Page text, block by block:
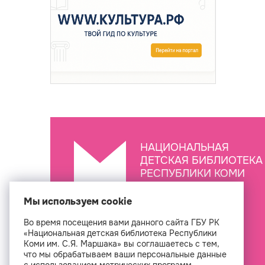
НАЦИОНАЛЬНАЯ
ДЕТСКАЯ БИБЛИОТЕКА
РЕСПУБЛИКИ КОМИ
Мы используем cookie
Во время посещения вами данного сайта ГБУ РК
«Национальная детская библиотека Республики
Коми им. С.Я. Маршака» вы соглашаетесь с тем,
что мы обрабатываем ваши персональные данные